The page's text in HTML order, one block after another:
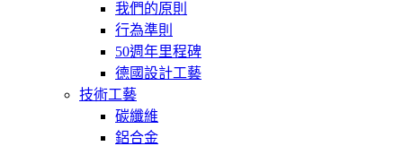
我們的原則
行為準則
50週年里程碑
德國設計工藝
技術工藝
碳纖維
鋁合金